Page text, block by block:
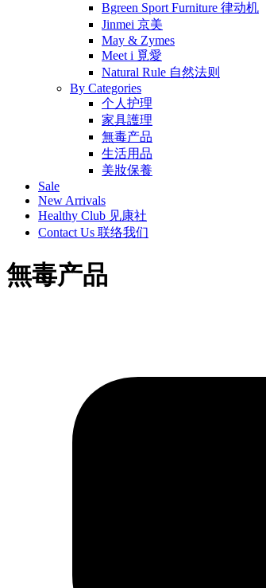
Bgreen Sport Furniture 律动机
Jinmei 京美
May & Zymes
Meet i 覓愛
Natural Rule 自然法则
By Categories
个人护理
家具護理
無毒产品
生活用品
美妝保養
Sale
New Arrivals
Healthy Club 见康社
Contact Us 联络我们
無毒产品